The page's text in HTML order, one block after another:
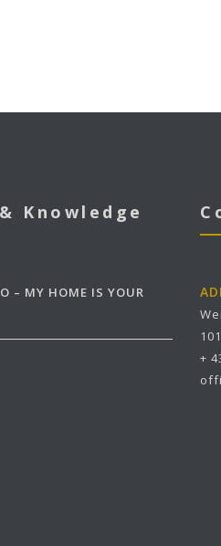
Knowledge
– MY HOME IS YOUR
+